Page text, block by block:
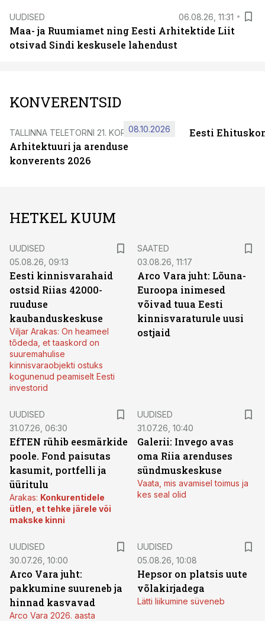
UUDISED 06.08.26, 11:31
Maa- ja Ruumiamet ning Eesti Arhitektide Liit
otsivad Sindi keskusele lahendust
KONVERENTSID
TALLINNA TELETORNI 21. KORRUSEL
Arhitektuuri ja arenduse
konverents 2026
08.10.2026 Eesti
HETKEL KUUM
UUDISED
05.08.26, 09:13
Eesti kinnisvarahaid
ostsid Riias 42000-
ruuduse
kaubanduskeskuse
Viljar Arakas: On heameel
tõdeda, et taaskord on
suuremahulise
kinnisvaraobjekti ostuks
kogunenud peamiselt Eesti
investorid
SAATED
03.08.26, 11:17
Arco Vara juht: Lõuna-
Euroopa inimesed
võivad tuua Eesti
kinnisvaraturule uusi
ostjaid
UUDISED
31.07.26, 06:30
EfTEN rühib eesmärkide
poole. Fond paisutas
kasumit, portfelli ja
üüritulu
Arakas: Konkurentidele
ütlen, et tehke järele või
makske kinni
UUDISED
31.07.26, 10:40
Galerii: Invego avas
oma Riia arenduses
sündmuskeskuse
Vaata, mis avamisel toimus ja
kes seal olid
UUDISED
30.07.26, 10:00
Arco Vara juht:
pakkumine suureneb ja
hinnad kasvavad
Arco Vara 2026. aasta
UUDISED
05.08.26, 10:08
Hepsor on platsis uute
võlakirjadega
Lätti liikumine süveneb